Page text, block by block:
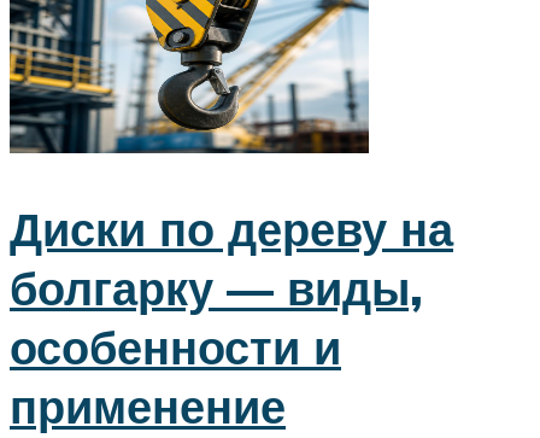
Диски по дереву на
болгарку — виды,
особенности и
применение